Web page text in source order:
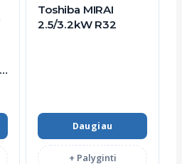
Toshiba MIRAI
2.5/3.2kW R32
Daugiau
+ Palyginti